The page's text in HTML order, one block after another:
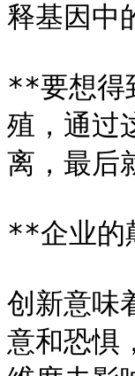
释基因中
**要想得
殖，通过
离，最后
**企业的
创新意味
意和恐惧